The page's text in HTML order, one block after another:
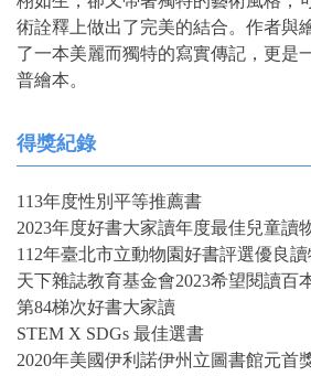
術詮釋上做出了完美的結合。作者與
了一本美麗而獨特的寫實傳記，更是
普繪本。
得獎紀錄
113年度性別平等推薦書
2023年度好書大家讀年度最佳兒童讀
112年臺北市立動物園好書評選優良讀
天下雜誌教育基金會2023希望閱讀百
第84梯次好書大家讀
STEM X SDGs 最佳選書
2020年美國伊利諾伊州立圖書館元首